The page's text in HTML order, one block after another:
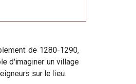
de 1280-1290,
d'imaginer un village
sur le lieu.